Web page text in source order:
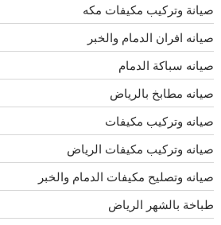
صيانة وتركيب مكيفات مكه
صيانه افران الدمام والخبر
صيانه سباكة الدمام
صيانه مطابخ بالرياض
صيانه وتركيب مكيفات
صيانه وتركيب مكيفات الرياض
صيانه وتصليح مكيفات الدمام والخبر
طباخة بالشهر الرياض